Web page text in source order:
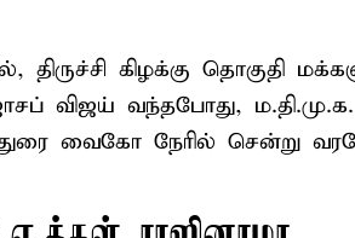
திருச்சி கிழக்கு தொகுதி
விஜய் வந்தபோது, ம.தி.மு.க.
துரை வைகோ நேரில் சென்று